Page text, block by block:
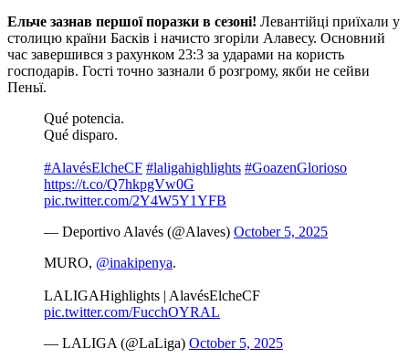
Ельче зазнав першої поразки в сезоні! Левантійці приїхали у
столицю країни Басків і начисто згоріли Алавесу. Основний
час завершився з рахунком 23:3 за ударами на користь
господарів. Гості точно зазнали б розгрому, якби не сейви
Пеньї.
Qué potencia.
Qué disparo.
#AlavésElcheCF #laligahighlights #GoazenGlorioso
https://t.co/Q7hkpgVw0G
pic.twitter.com/2Y4W5Y1YFB
— Deportivo Alavés (@Alaves) October 5, 2025
MURO, @inakipenya.
LALIGAHighlights | AlavésElcheCF
pic.twitter.com/FucchOYRAL
— LALIGA (@LaLiga) October 5, 2025